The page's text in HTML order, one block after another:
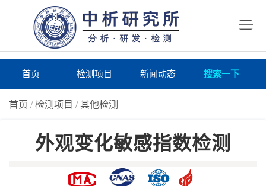
首页 检测项目 新闻动态 搜索一下
首页 /检测项目 /其他检测
外观变化敏感指数检测